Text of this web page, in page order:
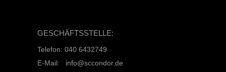
GESCHÄFTSSTELLE:
Telefon: 040 6432749
E-Mail: info@sccondor.de